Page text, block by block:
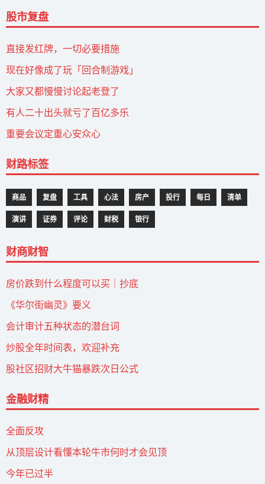
股市复盘
直接发红牌，一切必要措施
现在好像成了玩「回合制游戏」
大家又都慢慢讨论起老登了
有人二十出头就亏了百亿多乐
重要会议定重心安众心
财路标签
商品 复盘 工具 心法 房产 投行 每日 清单
演讲 证券 评论 财税 银行
财商财智
房价跌到什么程度可以买｜抄底
《华尔街幽灵》要义
会计审计五种状态的潜台词
炒股全年时间表，欢迎补充
股社区招财大牛猫暴跌次日公式
金融财精
全面反攻
从顶层设计看懂本轮牛市何时才会见顶
今年已过半